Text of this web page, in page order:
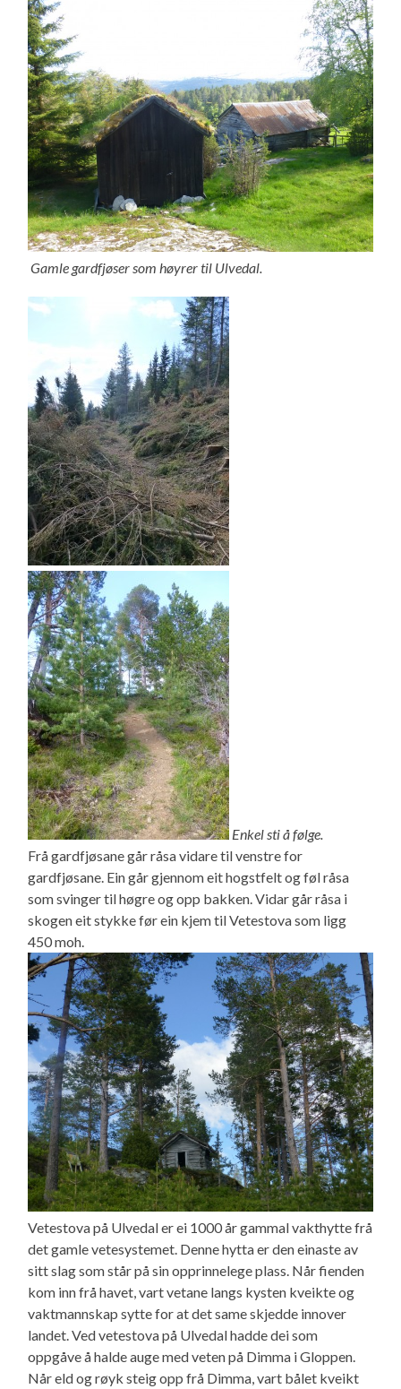
Gamle gardfjøser som høyrer til Ulvedal.
Enkel sti å følge.
Frå gardfjøsane går råsa vidare til venstre for
gardfjøsane. Ein går gjennom eit hogstfelt og føl råsa
som svinger til høgre og opp bakken. Vidar går råsa i
skogen eit stykke før ein kjem til Vetestova som ligg
450 moh.
Vetestova på Ulvedal er ei 1000 år gammal vakthytte frå
det gamle vetesystemet. Denne hytta er den einaste av
sitt slag som står på sin opprinnelege plass. Når fienden
kom inn frå havet, vart vetane langs kysten kveikte og
vaktmannskap sytte for at det same skjedde innover
landet. Ved vetestova på Ulvedal hadde dei som
oppgåve å halde auge med veten på Dimma i Gloppen.
Når eld og røyk steig opp frå Dimma, vart bålet kveikt